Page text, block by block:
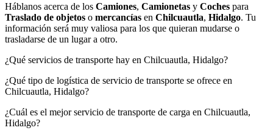
Háblanos acerca de los Camiones, Camionetas y Coches para
Traslado de objetos o mercancías en Chilcuautla, Hidalgo. Tu
información será muy valiosa para los que quieran mudarse o
trasladarse de un lugar a otro.
¿Qué servicios de transporte hay en Chilcuautla, Hidalgo?
¿Qué tipo de logística de servicio de transporte se ofrece en
Chilcuautla, Hidalgo?
¿Cuál es el mejor servicio de transporte de carga en Chilcuautla,
Hidalgo?